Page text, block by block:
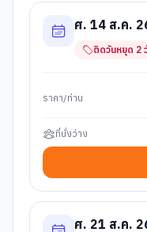
ศ. 14 ส.ค.
ติดวันหยุด 2
ราคา/ท่าน
ที่นั่งว่าง
ศ. 21 ส.ค.